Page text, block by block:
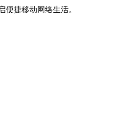
便捷移动网络生活。